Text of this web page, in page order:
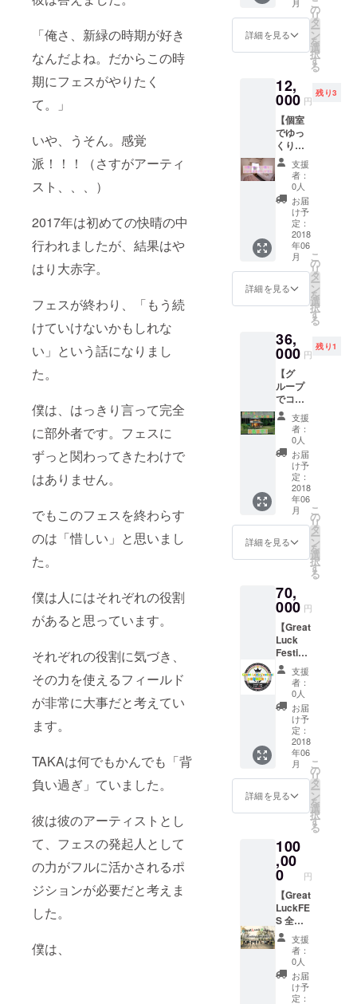
「俺さ、新緑の時期が好き
なんだよね。だからこの時
期にフェスがやりたく
て。」
いや、うそん。感覚
派！！！（さすがアーティ
スト、、、）
2017年は初めての快晴の中
行われましたが、結果はや
はり大赤字。
フェスが終わり、「もう続
けていけないかもしれな
い」という話になりまし
た。
僕は、はっきり言って完全
に部外者です。フェスに
ずっと関わってきたわけで
はありません。
でもこのフェスを終わらす
のは「惜しい」と思いまし
た。
僕は人にはそれぞれの役割
があると思っています。
それぞれの役割に気づき、
その力を使えるフィールド
が非常に大事だと考えてい
ます。
TAKAは何でもかんでも「背
負い過ぎ」ていました。
彼は彼のアーティストとし
て、フェスの発起人として
の力がフルに活かされるポ
ジションが必要だと考えま
した。
僕は、
井郡京
蒲生野
口50-
キロ、
車で25
分)
歳以下
は無料
です。
設営付
き キャ
ンプ
フェス
でもあ
GreatL
uckFES
。キャ
ンプの
経験が
ない
と、不
安な点
がたく
さんあ
ります
よね？
そんな
方はこ
ちらの
リター
ンをご
レフェ
スス
タッフ
がその
場で設
営して
くれる
ので、
初めて
の方で
も安心
してご
利用い
ただけ
ます！
（当日
会場イ
までお
越しく
ださ
い）
【セッ
ト内
容】
1、ドー
ムテン
ト ・数
量：1張
・メー
カー：
キャプ
テンス
・使用
時サイ
0×H170
cm ・付
属品：
ペグ、
ロー
プ、ハ
ン
マー、
収納
ケース
2、テン
トマッ
詳細を見る
の
リ
タ
ー
ン
を
選
択
す
る
12,
000 円
残り3
【個室
でゆっ
くり宿
泊！ビ
ジネス
ホテル/
ダブ
ル】送
迎付
(6/16)
20:00
フェス
(1日目)
終了
20:05
ビジネ
ルひよ
し天若
の家行
き送迎
車到着
20:30
出発
21:00
到着⇨
チェッ
クイン
部屋風
呂あ
り 簡
単な朝
食(パ
ン、
リター
ンは2名
分の扱
いにな
りま
す。
（この
リター
ンを選
ばれた
方は
チェッ
クイン
の都合
上、夜
フェス
にはご
ん。）
支援
者：
0人
お届
け予
定：
2018
年06
月
詳細を見る
こ
の
リ
タ
ー
ン
を
選
択
す
る
36,
000 円
残り1
【グ
ループ
でコ
テージ
に宿
泊！6名
ま
で！】
送迎付
(6/16)
20:00
フェス
(1日目)
終了
20:05
ひよし
スト山
の家行
きの送
迎車到
着
20:30
出発
21:00
到着⇨
チェッ
クイン
大浴場
あり
(23:00
まで)
食事な
し こち
の扱い
になり
ます。
（この
リター
ンを選
ばれた
方は
チェッ
クイン
の都合
上、夜
フェス
支援
者：
0人
お届
け予
定：
2018
年06
月
詳細を見る
こ
の
リ
タ
ー
ン
を
選
択
す
る
70,
000 円
【Great
Luck
Festival
企業協
賛】 ご
協賛い
ただい
た企業
名また
は個人
名を
ホーム
ページ
や専用
アプリ
に掲載
いただ
きま
す。 パ
ンフ
レット
等も
フェス
当日、
受付に
て配布
させて
いただ
きま
支援
者：
0人
お届
け予
定：
2018
年06
月
詳細を見る
こ
の
リ
タ
ー
ン
を
選
択
す
る
100
,00
0 円
【Great
LuckFE
S 全力
で応
援！！
個人&企
業協賛S
コー
ス！！
支援
者：
0人
お届
け予
定：